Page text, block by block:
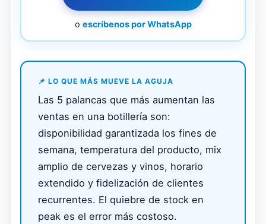
o escríbenos por WhatsApp
📌 LO QUE MÁS MUEVE LA AGUJA
Las 5 palancas que más aumentan las
ventas en una botillería son:
disponibilidad garantizada los fines de
semana, temperatura del producto, mix
amplio de cervezas y vinos, horario
extendido y fidelización de clientes
recurrentes. El quiebre de stock en
peak es el error más costoso.